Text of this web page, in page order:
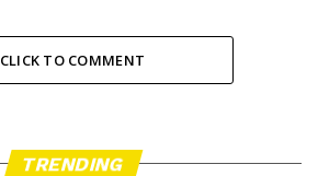
CLICK TO COMMENT
TRENDING